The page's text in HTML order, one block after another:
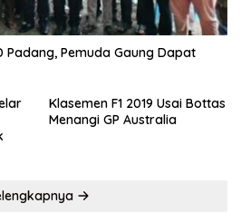
Padang, Pemuda Gaung Dapat
Klasemen F1 2019 Usai Bottas
Menangi GP Australia